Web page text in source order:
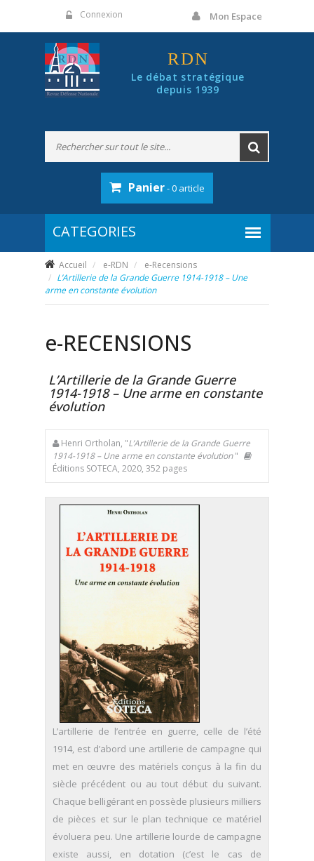
Connexion Mon Espace
RDN
Le débat stratégique
depuis 1939
Panier- 0 article
Accueil e-RDN
e-Recensions
L’Artillerie de la Grande Guerre 1914-1918 – Une
arme en constante évolution
e-RECENSIONS
L’Artillerie de la Grande Guerre
1914-1918 – Une arme en constante
évolution
Henri Ortholan, "L’Artillerie de la Grande Guerre
1914-1918 – Une arme en constante évolution"
Éditions SOTECA, 2020, 352 pages
L’artillerie de l’entrée en guerre, celle de l’été
1914, est d’abord une artillerie de campagne qui
met en œuvre des matériels conçus à la fin du
siècle précédent ou au tout début du suivant.
Chaque belligérant en possède plusieurs milliers
de pièces et sur le plan technique ce matériel
évoluera peu. Une artillerie lourde de campagne
existe aussi, en dotation (c’est le cas de